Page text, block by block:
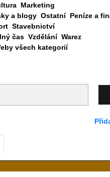
Marketing
a blogy Ostatní Peníze a
Stavebnictví
čas Vzdělání Warez
všech kategorií